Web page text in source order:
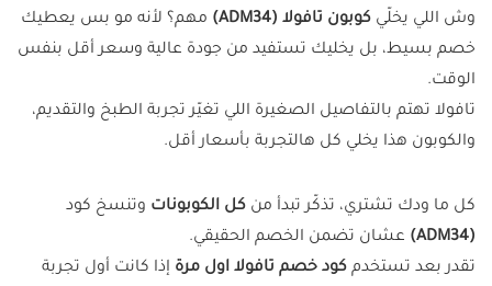
وش اللي يخلّي كوبون تافولا (ADM34)
مهم؟ لأنه مو بس يعطيك
خصم بسيط، بل يخليك تستفيد من جودة عالية وسعر أقل بنفس
الوقت.
تافولا تهتم بالتفاصيل الصغيرة اللي تغيّر تجربة الطبخ والتقديم،
والكوبون هذا يخلي كل هالتجربة بأسعار أقل.
كل ما ودك تشتري، تذكّر تبدأ من كل الكوبونات وتنسخ كود
(ADM34)
عشان تضمن الخصم الحقيقي.
تقدر بعد تستخدم كود خصم تافولا اول مرة إذا كانت أول تجربة